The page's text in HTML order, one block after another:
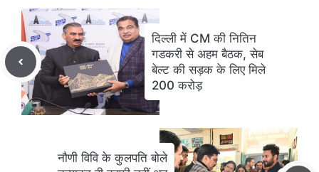
दिल्ली में CM की नितिन
गडकरी से अहम बैठक, सेब
बेल्ट की सड़क के लिए मिले
200 करोड़
नौणी विवि के कुलपति बोले